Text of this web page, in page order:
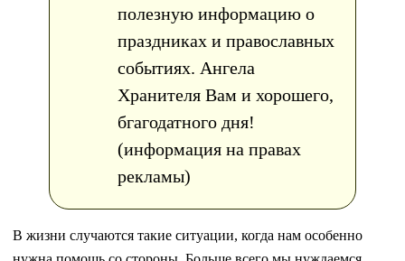
полезную информацию о
праздниках и православных
событиях. Ангела
Хранителя Вам и хорошего,
бгагодатного дня!
(информация на правах
рекламы)
В жизни случаются такие ситуации, когда нам особенно